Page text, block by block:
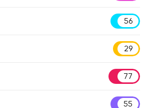
56
29
77
55